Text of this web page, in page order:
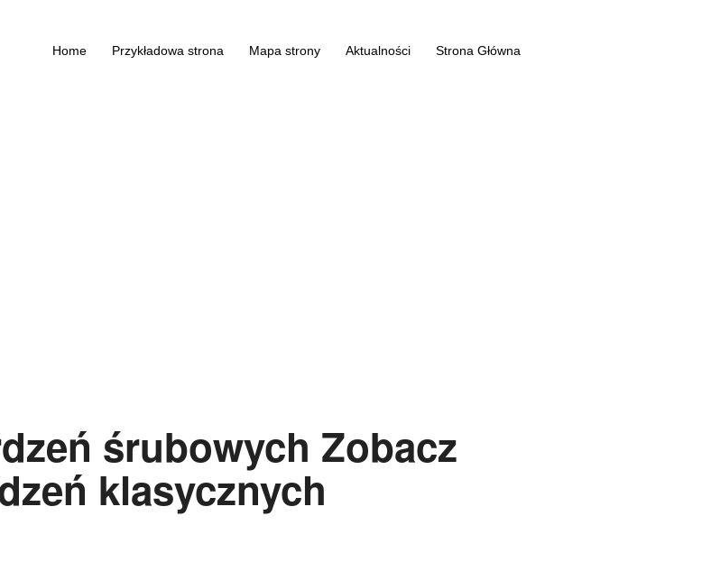
Home Przykładowa strona Mapa strony Aktualności Strona Główna
śrubowych Zobacz
klasycznych